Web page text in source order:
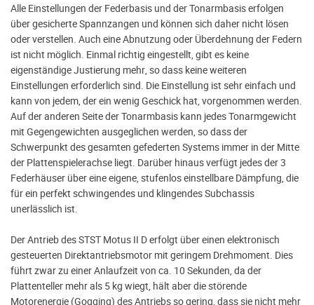
Alle Einstellungen der Federbasis und der Tonarmbasis erfolgen
über gesicherte Spannzangen und können sich daher nicht lösen
oder verstellen. Auch eine Abnutzung oder Überdehnung der Federn
ist nicht möglich. Einmal richtig eingestellt, gibt es keine
eigenständige Justierung mehr, so dass keine weiteren
Einstellungen erforderlich sind. Die Einstellung ist sehr einfach und
kann von jedem, der ein wenig Geschick hat, vorgenommen werden.
Auf der anderen Seite der Tonarmbasis kann jedes Tonarmgewicht
mit Gegengewichten ausgeglichen werden, so dass der
Schwerpunkt des gesamten gefederten Systems immer in der Mitte
der Plattenspielerachse liegt. Darüber hinaus verfügt jedes der 3
Federhäuser über eine eigene, stufenlos einstellbare Dämpfung, die
für ein perfekt schwingendes und klingendes Subchassis
unerlässlich ist.
Der Antrieb des STST Motus II D erfolgt über einen elektronisch
gesteuerten Direktantriebsmotor mit geringem Drehmoment. Dies
führt zwar zu einer Anlaufzeit von ca. 10 Sekunden, da der
Plattenteller mehr als 5 kg wiegt, hält aber die störende
Motorenergie (Gogging) des Antriebs so gering, dass sie nicht mehr